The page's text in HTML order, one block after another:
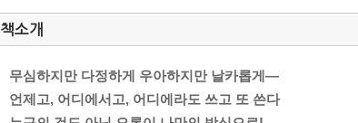
책소개
무심하지만 다정하게 우아하지만 날카롭게―
언제고, 어디에서고, 어디에라도 쓰고 또 쓴다